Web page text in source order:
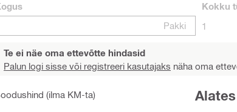
Pakki
Kokku
1
Te ei näe oma ettevõtte hindasid
Palun logi sisse või registreeri kasutajaks näha oma
(ilma KM-ta) Alates